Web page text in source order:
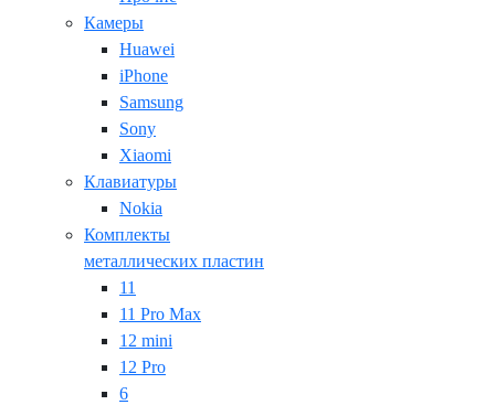
Камеры
Huawei
iPhone
Samsung
Sony
Xiaomi
Клавиатуры
Nokia
Комплекты
металлических пластин
11
11 Pro Max
12 mini
12 Pro
6